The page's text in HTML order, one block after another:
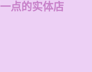
点的实体店